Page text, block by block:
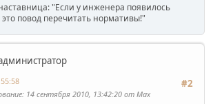
"Если у инженера появилось
повод перечитать нормативы!"
#2
: 14 сентября 2010, 13:42:20 от Max